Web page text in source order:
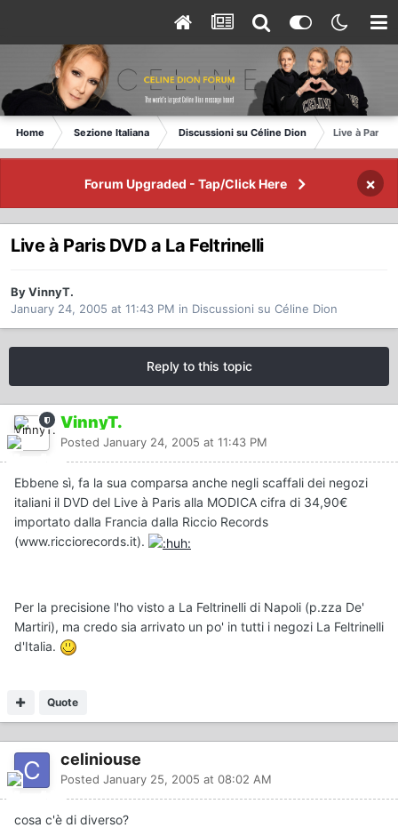
Home Sezione Italiana Discussioni su Céline Dion Live à Paris
Forum Upgraded - Tap/Click Here ×
Live à Paris DVD a La Feltrinelli
By VinnyT.
January 24, 2005 at 11:43 PM in Discussioni su Céline Dion
Reply to this topic
VinnyT.
Posted January 24, 2005 at 11:43 PM
Ebbene sì, fa la sua comparsa anche negli scaffali dei negozi
italiani il DVD del Live à Paris alla MODICA cifra di 34,90€
importato dalla Francia dalla Riccio Records
(www.ricciorecords.it).
Per la precisione l'ho visto a La Feltrinelli di Napoli (p.zza De'
Martiri), ma credo sia arrivato un po' in tutti i negozi La Feltrinelli
d'Italia.
Quote
celiniouse
Posted January 25, 2005 at 08:02 AM
cosa c'è di diverso?